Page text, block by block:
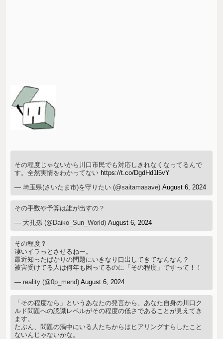
その程度じゃないから川口市民でも対応しきれなくなってるんで
す。全然実情をわかってない https://t.co/DgdHd1l5vY
— 埼玉県(さいたま市)を守りたい (@saitamasave)August 6, 2024
その手数や予算は誰が出すの？
— 大孔孫 (@Daiko_Sun_World)August 6, 2024
その程度？
凄いイラっとさせるねー。
最近知ったばかりの問題にいきなり口出してきてなんなん？
被害受けてる人は何年も困ってるのに「その程度」ですって！！
— reality (@0p_mend)August 6, 2024
「その程度なら」というあなたの発言から、あなた自身の川口ク
ルド問題への認識レベルがその程度の低さであることが見えてき
ます。
たぶん、問題の渦中にいる人たちからはヒアリングすらしたこと
ないんじゃないかな。